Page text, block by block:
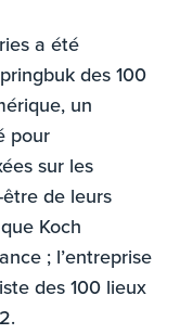
a été
des 100
un
pour
sur les
de leurs
Koch
; l’entreprise
des 100 lieux